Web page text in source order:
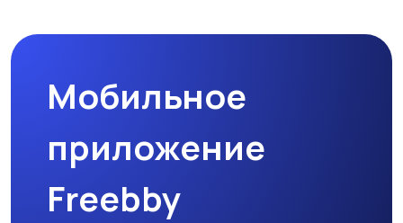
Мобильное
приложение
Freebby